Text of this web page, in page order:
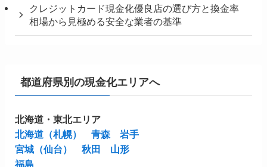
クレジットカード現金化優良店の選び方と換金率
相場から見極める安全な業者の基準
都道府県別の現金化エリアへ
北海道・東北エリア
北海道（札幌）
青森
岩手
宮城（仙台）
秋田
山形
福島